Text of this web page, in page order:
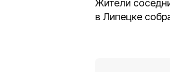
Жители
в Липецке